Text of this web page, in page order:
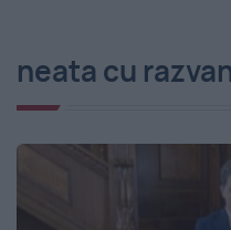
-
Evenimentul
Zilei
neata cu